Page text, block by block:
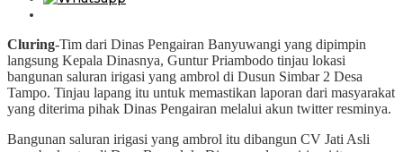
Cluring-Tim dari Dinas Pengairan Banyuwangi yang dipimpin
langsung Kepala Dinasnya, Guntur Priambodo tinjau lokasi
bangunan saluran irigasi yang ambrol di Dusun Simbar 2 Desa
Tampo. Tinjau lapang itu untuk memastikan laporan dari masyarakat
yang diterima pihak Dinas Pengairan melalui akun twitter resminya.
Bangunan saluran irigasi yang ambrol itu dibangun CV Jati Asli